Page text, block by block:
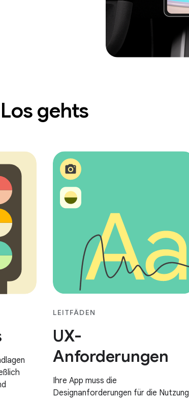
Los gehts
LEITFÄDEN
UX-
Anforderungen
Ihre App muss die
Designanforderungen für die Nutzung